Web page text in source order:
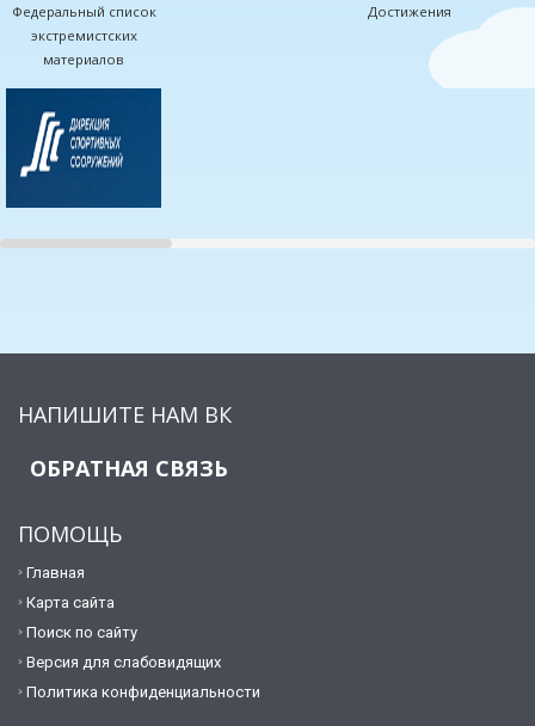
Федеральный список
экстремистских
материалов
Достижения
НАПИШИТЕ НАМ ВК
ОБРАТНАЯ СВЯЗЬ
ПОМОЩЬ
Главная
Карта сайта
Поиск по сайту
Версия для слабовидящих
Политика конфиденциальности